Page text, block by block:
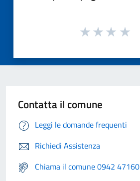
Contatta il comune
Leggi le domande frequenti
Richiedi Assistenza
Chiama il comune 0942 47160